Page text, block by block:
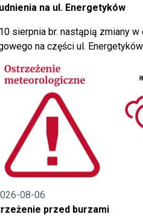
na ul. Energetyków
sierpnia br. nastąpią zmiany w
na części ul. Energetyków.
08-06
przed burzami